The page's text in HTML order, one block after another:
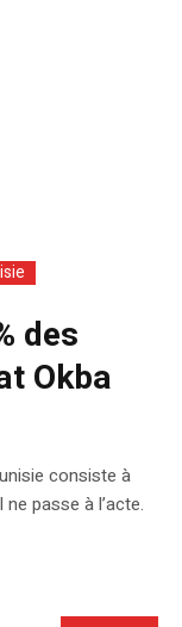
des
Okba
consiste à
ne passe à l’acte.